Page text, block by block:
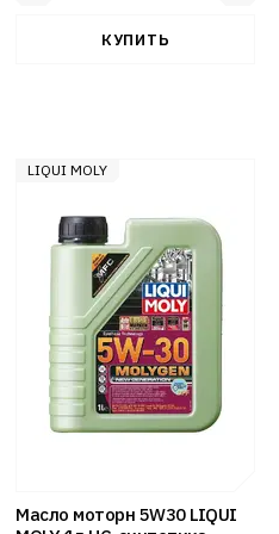
LIQUI MOLY
Масло моторн 5W30 LIQUI